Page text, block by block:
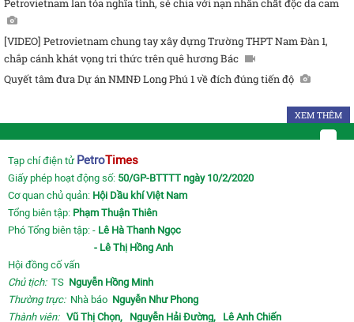
Petrovietnam lan tỏa nghĩa tình, sẻ chia với nạn nhân chất độc da cam
[VIDEO] Petrovietnam chung tay xây dựng Trường THPT Nam Đàn 1,
chắp cánh khát vọng tri thức trên quê hương Bác
Quyết tâm đưa Dự án NMNĐ Long Phú 1 về đích đúng tiến độ
XEM THÊM
Tạp chí điện tử PetroTimes
Giấy phép hoạt động số: 50/GP-BTTTT ngày 10/2/2020
Cơ quan chủ quản: Hội Dầu khí Việt Nam
Tổng biên tập: Phạm Thuận Thiên
Phó Tổng biên tập: - Lê Hà Thanh Ngọc
- Lê Thị Hồng Anh
Hội đồng cố vấn
Chủ tịch:TS Nguyễn Hồng Minh
Thường trực: Nhà báo Nguyễn Như Phong
Thành viên: Vũ Thị Chọn, Nguyễn Hải Đường, Lê Anh Chiến